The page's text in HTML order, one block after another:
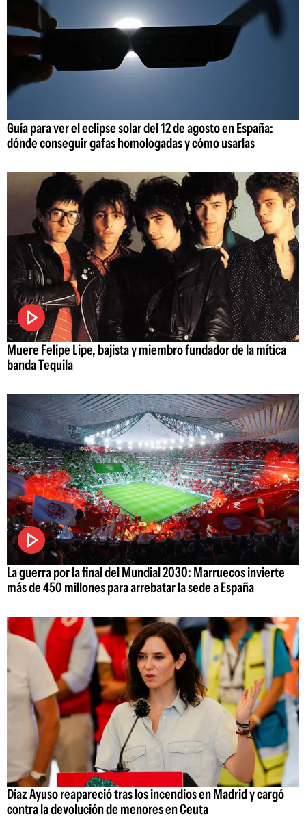
Guía para ver el eclipse solar del 12 de agosto en España:
dónde conseguir gafas homologadas y cómo usarlas
Muere Felipe Lipe, bajista y miembro fundador de la mítica
banda Tequila
La guerra por la final del Mundial 2030: Marruecos invierte
más de 450 millones para arrebatar la sede a España
Díaz Ayuso reapareció tras los incendios en Madrid y cargó
contra la devolución de menores en Ceuta